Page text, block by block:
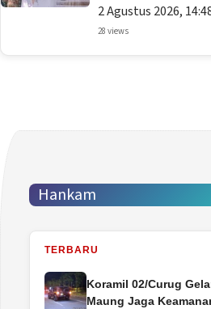
2 Agustus 2026,
28 views
Hankam
TERBARU
Koramil 02/Curug
Maung Jaga